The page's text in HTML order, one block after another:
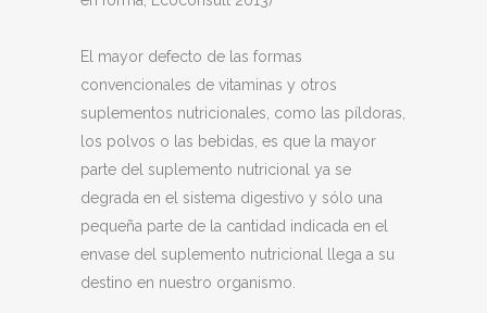
El mayor defecto de las formas
convencionales de vitaminas y otros
suplementos nutricionales, como las píldoras,
los polvos o las bebidas, es que la mayor
parte del suplemento nutricional ya se
degrada en el sistema digestivo y sólo una
pequeña parte de la cantidad indicada en el
envase del suplemento nutricional llega a su
destino en nuestro organismo.